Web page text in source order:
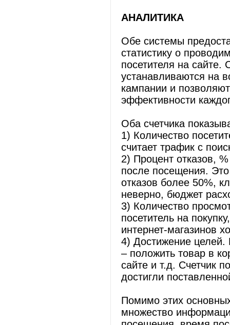
АНАЛИТИКА
Обе системы
статистику о
посетителя на сайте.
устанавливаются на
кампании и
эффективности
Оба счетчика
1) Количество
считает трафик с
2) Процент отказов,
после посещения.
отказов более 50%,
неверно, бюджет
3) Количество
посетитель на
интернет-магазинов
4) Достижение целей.
– положить товар в
сайте и т.д. Счетчик
достигли
Помимо этих
множество